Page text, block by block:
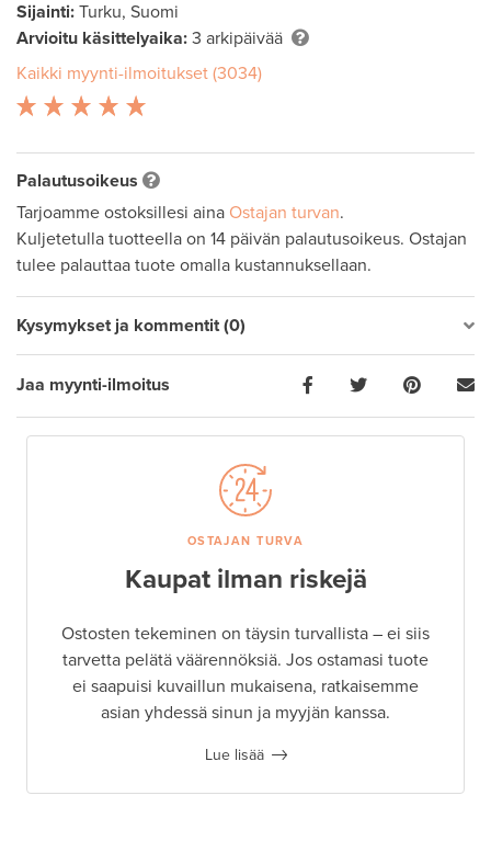
Sijainti: Turku, Suomi
Arvioitu käsittelyaika: 3 arkipäivää
Kaikki myynti-ilmoitukset (3034)
Palautusoikeus
Tarjoamme ostoksillesi aina Ostajan turvan.
Kuljetetulla tuotteella on 14 päivän palautusoikeus. Ostajan
tulee palauttaa tuote omalla kustannuksellaan.
Kysymykset ja kommentit (0)
Jaa myynti-ilmoitus
OSTAJAN TURVA
Kaupat ilman riskejä
Ostosten tekeminen on täysin turvallista – ei siis
tarvetta pelätä väärennöksiä. Jos ostamasi tuote
ei saapuisi kuvaillun mukaisena, ratkaisemme
asian yhdessä sinun ja myyjän kanssa.
Lue lisää